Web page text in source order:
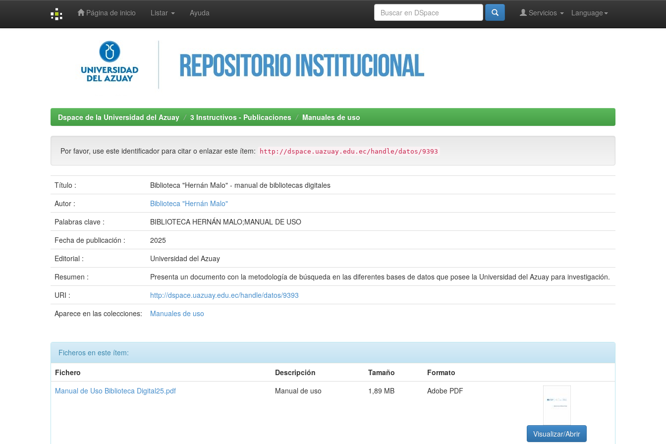
Página de inicio Listar Ayuda Language
Servicios
Dspace de la Universidad del Azuay 3 Instructivos - Publicaciones Manuales de uso
Por favor, use este identificador para citar o enlazar este ítem: http://dspace.uazuay.edu.ec/handle/datos/9393
Título :
Biblioteca "Hernán Malo" - manual de bibliotecas digitales
Autor :
Biblioteca "Hernán Malo"
Palabras clave :
BIBLIOTECA HERNÁN MALO;MANUAL DE USO
Fecha de publicación :
2025
Editorial :
Universidad del Azuay
Resumen :
Presenta un documento con la metodología de búsqueda en las diferentes bases de datos que posee la Universidad del Azuay para investigación.
URI :
http://dspace.uazuay.edu.ec/handle/datos/9393
Aparece en las colecciones:
Manuales de uso
Ficheros en este ítem:
Fichero
Descripción Tamaño
Formato
Manual de Uso Biblioteca Digital25.pdf
Manual de uso 1,89 MB Adobe PDF
Visualizar/Abrir